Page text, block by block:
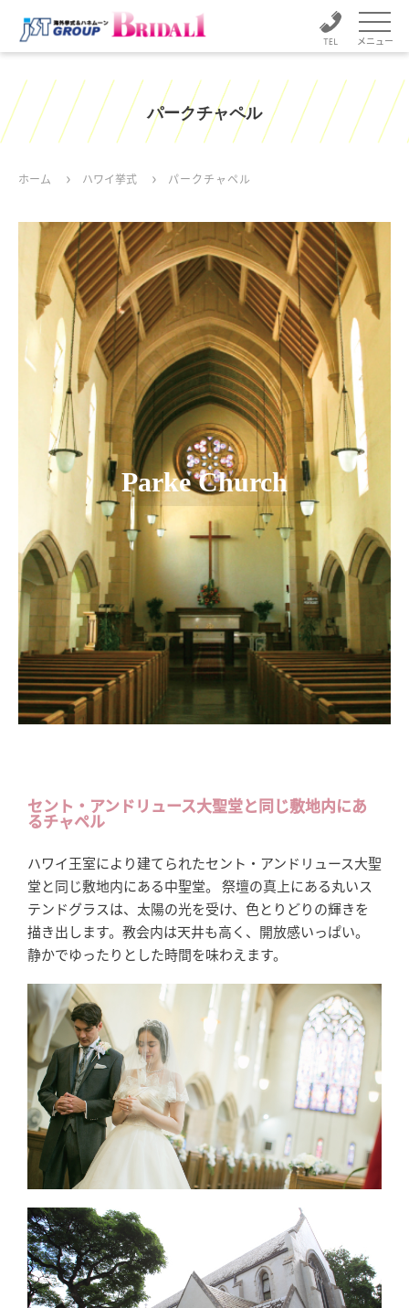
メニュー
パークチャペル
ホーム ハワイ挙式 パークチャペル
Parke Church
セント・アンドリュース大聖堂と同じ敷地内にあ
るチャペル
ハワイ王室により建てられたセント・アンドリュース大聖
堂と同じ敷地内にある中聖堂。 祭壇の真上にある丸いス
テンドグラスは、太陽の光を受け、色とりどりの輝きを
描き出します。教会内は天井も高く、開放感いっぱい。
静かでゆったりとした時間を味わえます。